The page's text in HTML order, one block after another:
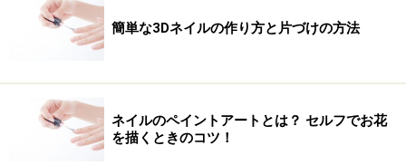
ましょう。
→ネイルアートレシピを見る
色々なバリエーションが楽しめます！
■カラーチョイスで魅せる北欧風マーブル
セレクトしたカラーはライムグリーンとピンクの2色を
簡単な3Dネイルの作り方と片づけの方法
ネイルのペイントアートとは？ セルフでお花
を描くときのコツ！